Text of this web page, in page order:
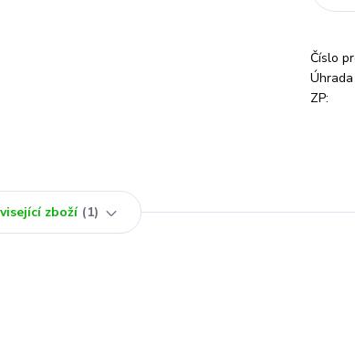
Číslo
Úhrada
ZP:
zboží 1